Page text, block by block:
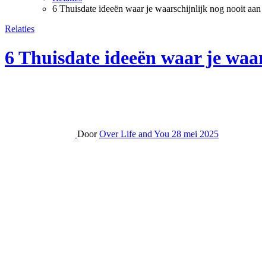
6 Thuisdate ideeën waar je waarschijnlijk nog nooit
Relaties
6 Thuisdate ideeën waar je
DoorOver Life and You 28 mei 2025